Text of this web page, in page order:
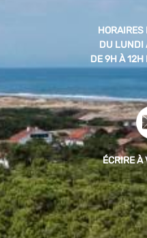
HORAIRES
DU LUNDI
DE 9H À 12H
ÉCRIRE À